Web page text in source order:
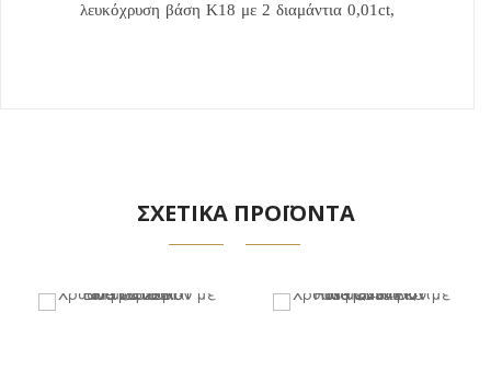
λευκόχρυση βάση Κ18 με 2 διαμάντια 0,01ct,
ΣΧΕΤΙΚΑ ΠΡΟΪΟΝΤΑ